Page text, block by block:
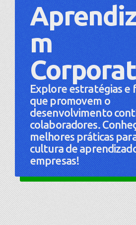
m
Explore estratégias e
que promovem o
desenvolvimento
colaboradores.
melhores práticas
cultura de
empresas!